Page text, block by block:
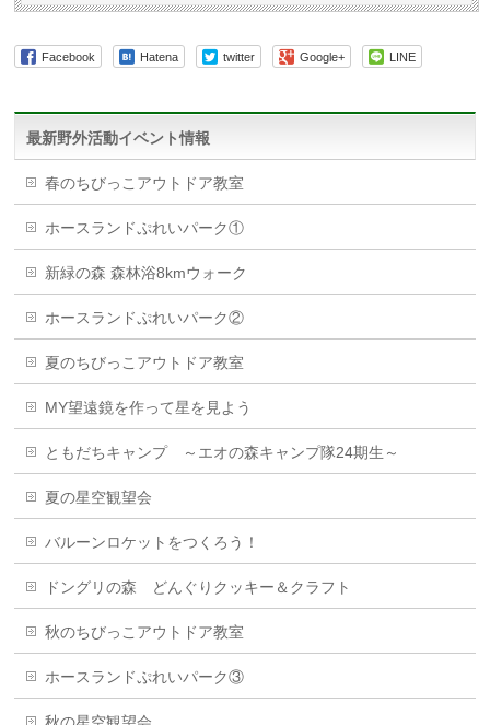
Facebook Hatena twitter Google+ LINE
最新野外活動イベント情報
春のちびっこアウトドア教室
ホースランドぷれいパーク①
新緑の森 森林浴8kmウォーク
ホースランドぷれいパーク②
夏のちびっこアウトドア教室
MY望遠鏡を作って星を見よう
ともだちキャンプ ～エオの森キャンプ隊24期生～
夏の星空観望会
バルーンロケットをつくろう！
ドングリの森 どんぐりクッキー＆クラフト
秋のちびっこアウトドア教室
ホースランドぷれいパーク③